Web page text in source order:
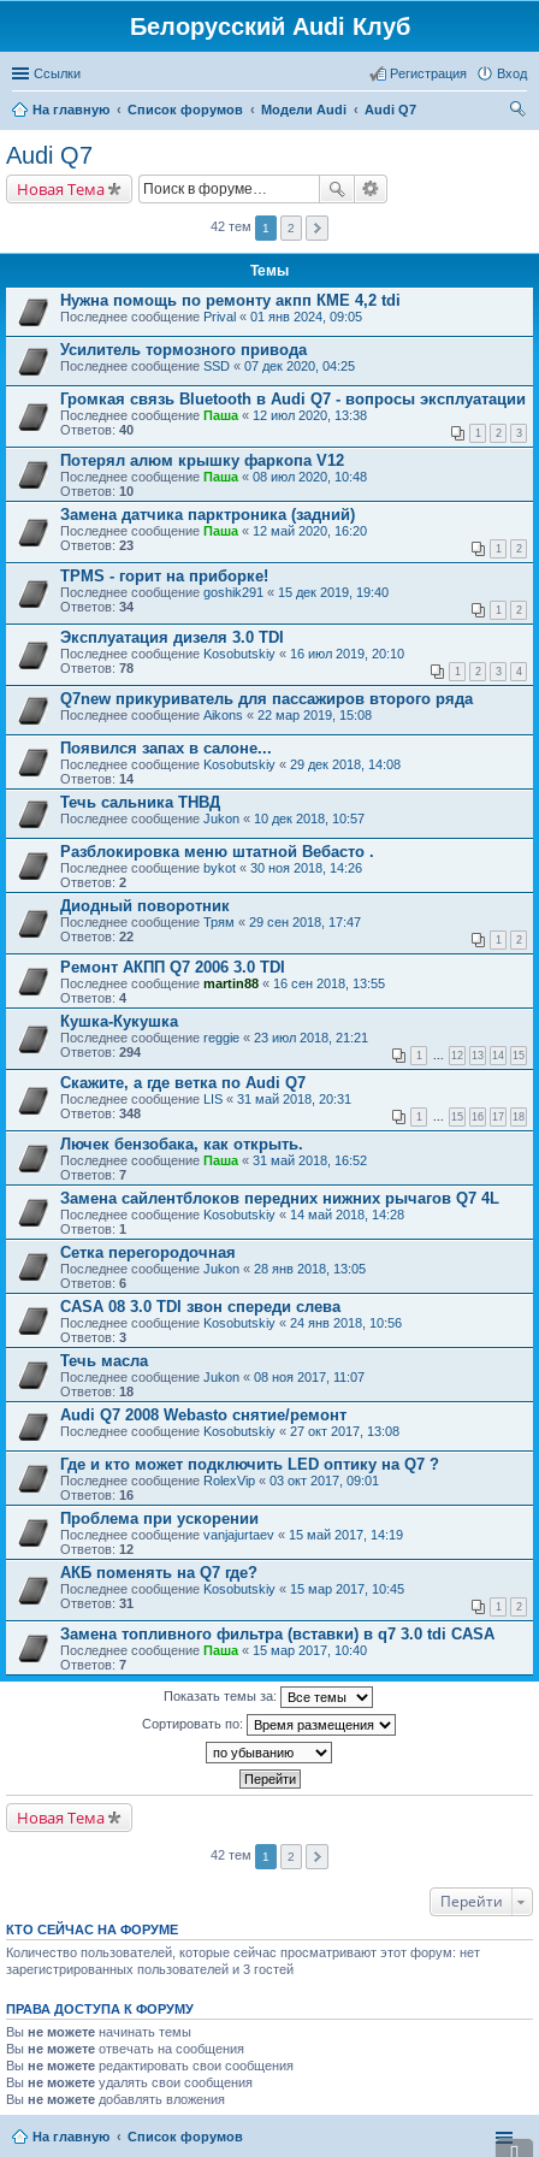
Белорусский Audi Клуб
Ссылки Вход
Регистрация
На главную Список форумов Модели Audi
Audi Q7
Audi Q7
Новая Тема
42 тем 1 2
Темы
Нужна помощь по ремонту акпп КМЕ 4,2 tdi
Последнее сообщение Prival « 01 янв 2024, 09:05
Усилитель тормозного привода
Последнее сообщение SSD « 07 дек 2020, 04:25
Громкая связь Bluetooth в Audi Q7 - вопросы эксплуатации
Последнее сообщение Паша « 12 июл 2020, 13:38
Ответов: 40 1 2 3
Потерял алюм крышку фаркопа V12
Последнее сообщение Паша « 08 июл 2020, 10:48
Ответов: 10
Замена датчика парктроника (задний)
Последнее сообщение Паша « 12 май 2020, 16:20
Ответов: 23 1 2
TPMS - горит на приборке!
Последнее сообщение goshik291 « 15 дек 2019, 19:40
Ответов: 34 1 2
Эксплуатация дизеля 3.0 TDI
Последнее сообщение Kosobutskiy « 16 июл 2019, 20:10
Ответов: 78 1 2 3 4
Q7new прикуриватель для пассажиров второго ряда
Последнее сообщение Aikons « 22 мар 2019, 15:08
Появился запах в салоне...
Последнее сообщение Kosobutskiy « 29 дек 2018, 14:08
Ответов: 14
Течь сальника ТНВД
Последнее сообщение Jukon « 10 дек 2018, 10:57
Разблокировка меню штатной Вебасто .
Последнее сообщение bykot « 30 ноя 2018, 14:26
Ответов: 2
Диодный поворотник
Последнее сообщение Трям « 29 сен 2018, 17:47
Ответов: 22 1 2
Ремонт АКПП Q7 2006 3.0 TDI
Последнее сообщение martin88 « 16 сен 2018, 13:55
Ответов: 4
Кушка-Кукушка
Последнее сообщение reggie « 23 июл 2018, 21:21
Ответов: 294 1 ... 12 13 14 15
Скажите, а где ветка по Audi Q7
Последнее сообщение LIS « 31 май 2018, 20:31
Ответов: 348 1 ... 15 16 17 18
Лючек бензобака, как открыть.
Последнее сообщение Паша « 31 май 2018, 16:52
Ответов: 7
Замена сайлентблоков передних нижних рычагов Q7 4L
Последнее сообщение Kosobutskiy « 14 май 2018, 14:28
Ответов: 1
Сетка перегородочная
Последнее сообщение Jukon « 28 янв 2018, 13:05
Ответов: 6
CASA 08 3.0 TDI звон спереди слева
Последнее сообщение Kosobutskiy « 24 янв 2018, 10:56
Ответов: 3
Течь масла
Последнее сообщение Jukon « 08 ноя 2017, 11:07
Ответов: 18
Audi Q7 2008 Webasto снятие/ремонт
Последнее сообщение Kosobutskiy « 27 окт 2017, 13:08
Где и кто может подключить LED оптику на Q7 ?
Последнее сообщение RolexVip « 03 окт 2017, 09:01
Ответов: 16
Проблема при ускорении
Последнее сообщение vanjajurtaev « 15 май 2017, 14:19
Ответов: 12
АКБ поменять на Q7 где?
Последнее сообщение Kosobutskiy « 15 мар 2017, 10:45
Ответов: 31 1 2
Замена топливного фильтра (вставки) в q7 3.0 tdi CASA
Последнее сообщение Паша « 15 мар 2017, 10:40
Ответов: 7
Показать темы за:
Сортировать по:
Новая Тема
42 тем 1 2
Перейти
КТО СЕЙЧАС НА ФОРУМЕ
Количество пользователей, которые сейчас просматривают этот форум: нет
зарегистрированных пользователей и 3 гостей
ПРАВА ДОСТУПА К ФОРУМУ
Вы не можете начинать темы
Вы не можете отвечать на сообщения
Вы не можете редактировать свои сообщения
Вы не можете удалять свои сообщения
Вы не можете добавлять вложения
На главную Список форумов